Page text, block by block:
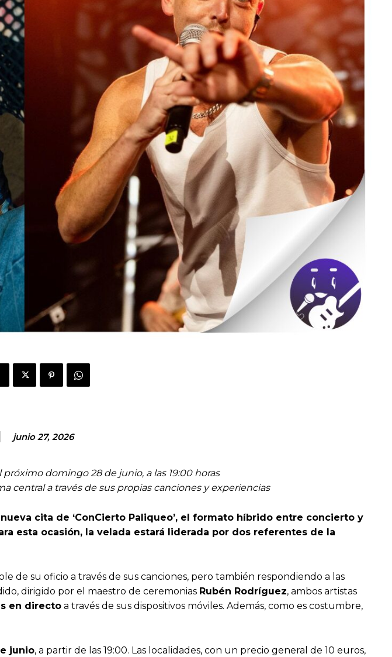
junio 27, 2026
domingo 28 de junio, a las 19:00 horas
central a través de sus propias canciones y experiencias
cita de ‘ConCierto Paliqueo’, el formato híbrido entre concierto y
esta ocasión, la velada estará liderada por dos referentes de la
de su oficio a través de sus canciones, pero también respondiendo a las
dirigido por el maestro de ceremonias Rubén Rodríguez, ambos artistas
en directo a través de sus dispositivos móviles. Además, como es costumbre,
junio, a partir de las 19:00. Las localidades, con un precio general de 10 euros,